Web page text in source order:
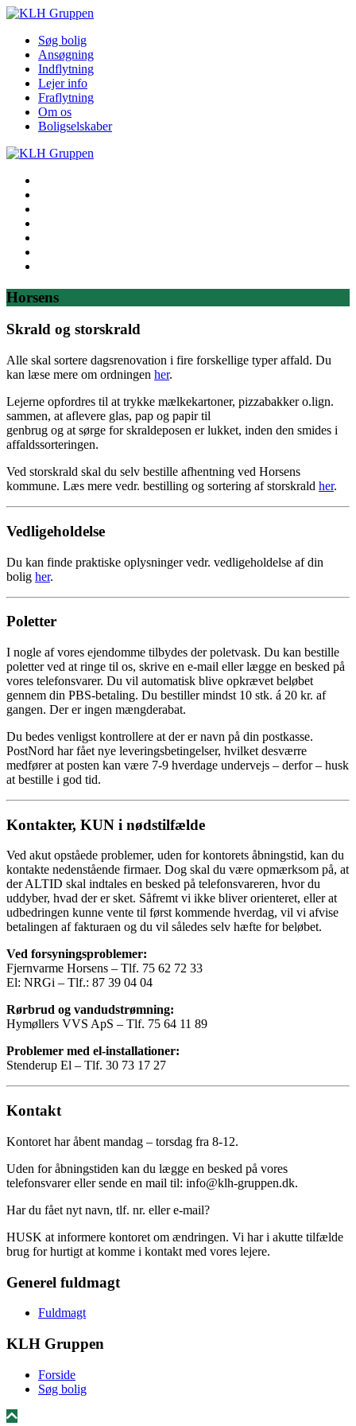
Søg bolig
Ansøgning
Indflytning
Lejer info
Fraflytning
Om os
Boligselskaber
Horsens
Skrald og storskrald
Alle skal sortere dagsrenovation i fire forskellige typer affald. Du
kan læse mere om ordningen her.
Lejerne opfordres til at trykke mælkekartoner, pizzabakker o.lign.
sammen, at aflevere glas, pap og papir til
genbrug og at sørge for skraldeposen er lukket, inden den smides i
affaldssorteringen.
Ved storskrald skal du selv bestille afhentning ved Horsens
kommune. Læs mere vedr. bestilling og sortering af storskrald her.
Vedligeholdelse
Du kan finde praktiske oplysninger vedr. vedligeholdelse af din
bolig her.
Poletter
I nogle af vores ejendomme tilbydes der poletvask. Du kan bestille
poletter ved at ringe til os, skrive en e-mail eller lægge en besked på
vores telefonsvarer. Du vil automatisk blive opkrævet beløbet
gennem din PBS-betaling. Du bestiller mindst 10 stk. á 20 kr. af
gangen. Der er ingen mængderabat.
Du bedes venligst kontrollere at der er navn på din postkasse.
PostNord har fået nye leveringsbetingelser, hvilket desværre
medfører at posten kan være 7-9 hverdage undervejs – derfor – husk
at bestille i god tid.
Kontakter, KUN i nødstilfælde
Ved akut opståede problemer, uden for kontorets åbningstid, kan du
kontakte nedenstående firmaer. Dog skal du være opmærksom på, at
der ALTID skal indtales en besked på telefonsvareren, hvor du
uddyber, hvad der er sket. Såfremt vi ikke bliver orienteret, eller at
udbedringen kunne vente til først kommende hverdag, vil vi afvise
betalingen af fakturaen og du vil således selv hæfte for beløbet.
Ved forsyningsproblemer:
Fjernvarme Horsens – Tlf. 75 62 72 33
El: NRGi – Tlf.: 87 39 04 04
Rørbrud og vandudstrømning:
Hymøllers VVS ApS – Tlf. 75 64 11 89
Problemer med el-installationer:
Stenderup El – Tlf. 30 73 17 27
Kontakt
Kontoret har åbent mandag – torsdag fra 8-12.
Uden for åbningstiden kan du lægge en besked på vores
telefonsvarer eller sende en mail til: info@klh-gruppen.dk.
Har du fået nyt navn, tlf. nr. eller e-mail?
HUSK at informere kontoret om ændringen. Vi har i akutte tilfælde
brug for hurtigt at komme i kontakt med vores lejere.
Generel fuldmagt
Fuldmagt
KLH Gruppen
Forside
Søg bolig